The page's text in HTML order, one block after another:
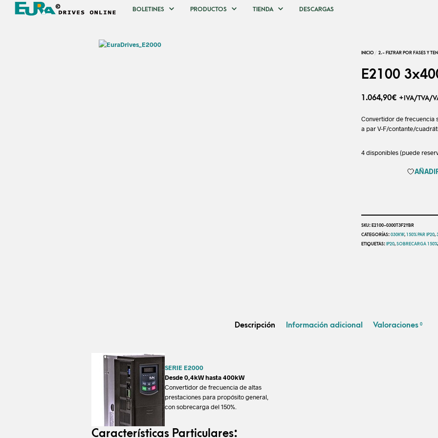
BOLETINES PRODUCTOS TIENDA DESCARGAS
E2100
1.064,90€ +IVA/TVA/
Convertidor de frecuencia
a par V-F/contante/
4 disponibles (puede
SKU: E2100-0300T3F2YBR
CATEGORÍAS: 030KW, 150% PAR IP20,
ETIQUETAS: IP20, SOBRECARGA 150%,
Descripción Información adicional Valoraciones 0
SERIE E2000
Desde 0,4kW hasta 400kW
Convertidor de frecuencia de altas
prestaciones para propósito general,
con sobrecarga del 150%.
Características Particulares: